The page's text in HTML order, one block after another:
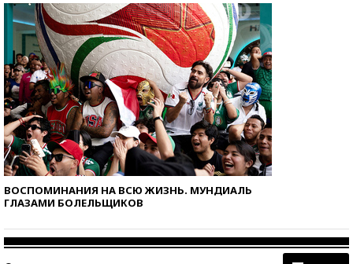
ВОСПОМИНАНИЯ НА ВСЮ ЖИЗНЬ. МУНДИАЛЬ
ГЛАЗАМИ БОЛЕЛЬЩИКОВ